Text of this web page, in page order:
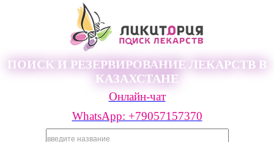
ПОИСК И РЕЗЕРВИРОВАНИЕ ЛЕКАРСТВ В
КАЗАХСТАНЕ
Онлайн-чат
WhatsApp: +79057157370